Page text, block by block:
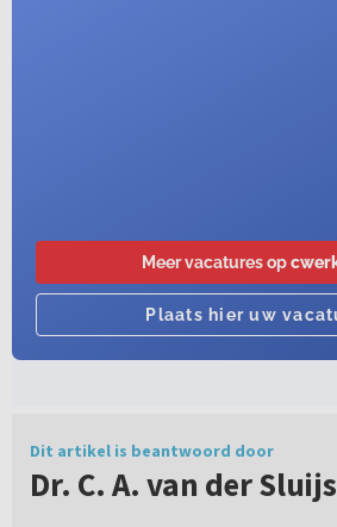
Dit artikel is beantwoord door
Dr. C. A. van der Sluijs